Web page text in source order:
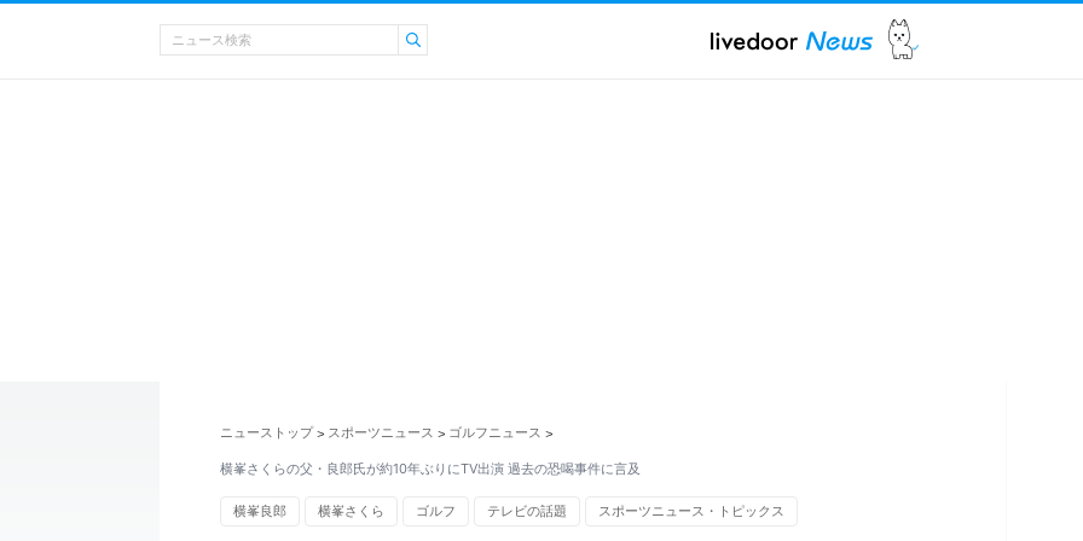
ニューストップ > スポーツニュース > ゴルフニュース >
横峯さくらの父・良郎氏が約10年ぶりにTV出演 過去の恐喝事件に言及
横峯良郎 横峯さくら ゴルフ テレビの話題 スポーツニュース・トピックス